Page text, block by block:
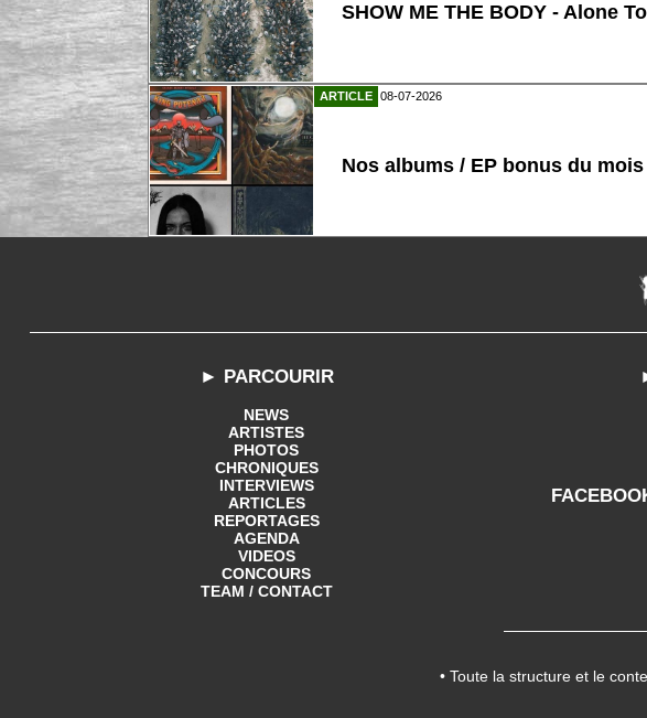
SHOW ME THE BODY - Alone
ARTICLE 08-07-2026
Nos albums / EP bonus du
► PARCOURIR
NEWS
ARTISTES
PHOTOS
CHRONIQUES
INTERVIEWS
ARTICLES
REPORTAGES
AGENDA
VIDEOS
CONCOURS
TEAM / CONTACT
• Toute la structure et le